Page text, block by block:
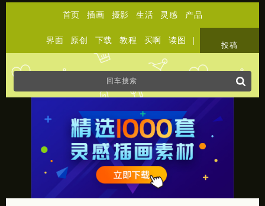
首页 插画 摄影 生活 灵感 产品
界面 原创 下载 教程 买啊 读图 |
投稿